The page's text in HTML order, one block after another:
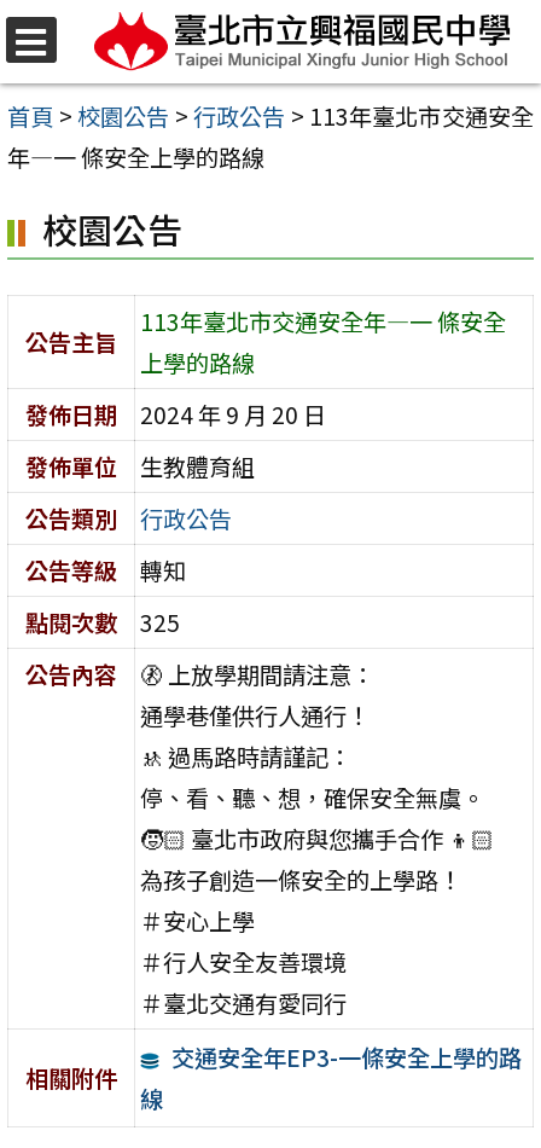
選
單
跳
至
主
要
容
區
首頁 >校園公告 >行政公告 > 113年臺北市交通安全
年—一 條安全上學的路線
校園公告
公告主旨
113年臺北市交通安全年—一 條安全
上學的路線
發佈日期
2024 年 9 月 20 日
發佈單位
生教體育組
公告類別
行政公告
公告等級
轉知
點閱次數
325
公告內容
🚷 上放學期間請注意：
通學巷僅供行人通行！
🚸 過馬路時請謹記：
停、看、聽、想，確保安全無虞。
🧒🏻 臺北市政府與您攜手合作 👦🏻
為孩子創造一條安全的上學路！
＃安心上學
＃行人安全友善環境
＃臺北交通有愛同行
相關附件
交通安全年EP3-一條安全上學的路
線